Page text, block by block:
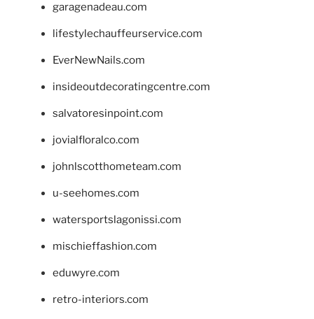
garagenadeau.com
lifestylechauffeurservice.com
EverNewNails.com
insideoutdecoratingcentre.com
salvatoresinpoint.com
jovialfloralco.com
johnlscotthometeam.com
u-seehomes.com
watersportslagonissi.com
mischieffashion.com
eduwyre.com
retro-interiors.com